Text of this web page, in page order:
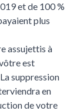
et de 100 %
plus
assujettis à
est
suppression
en
de votre